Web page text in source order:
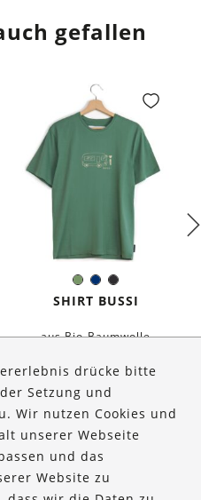
gefallen
Olivgrün
Dunkelblau
Schwarz
Farbe:
SHIRT BUSSI
aus Bio-Baumwolle
drücke bitte
Setzung und
Wir nutzen Cookies und
unserer Webseite
und das
Website zu